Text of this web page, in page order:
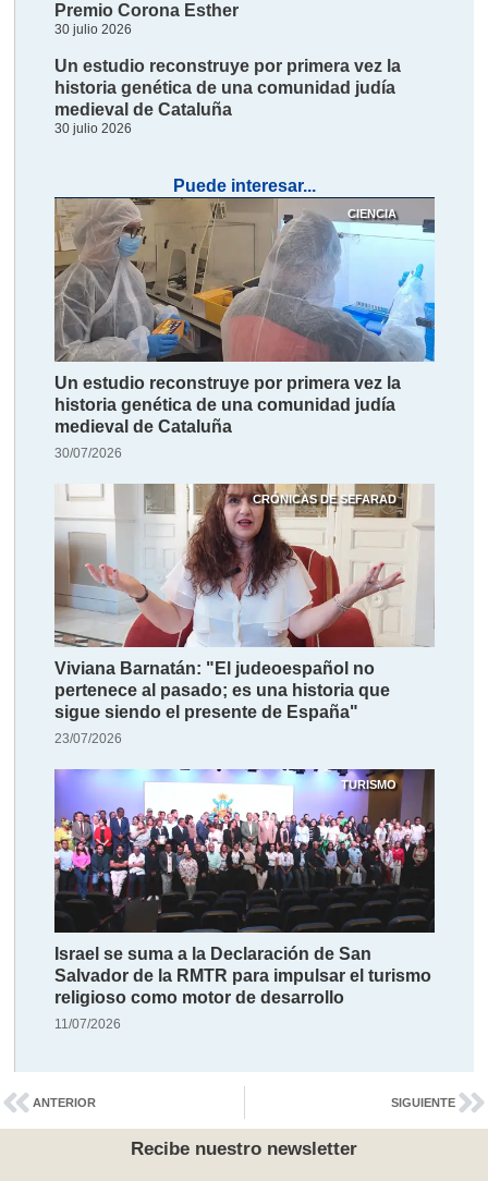
Premio Corona Esther
30 julio 2026
Un estudio reconstruye por primera vez la
historia genética de una comunidad judía
medieval de Cataluña
30 julio 2026
Puede interesar...
CIENCIA
Un estudio reconstruye por primera vez la
historia genética de una comunidad judía
medieval de Cataluña
30/07/2026
CRÓNICAS DE SEFARAD
Viviana Barnatán: "El judeoespañol no
pertenece al pasado; es una historia que
sigue siendo el presente de España"
23/07/2026
TURISMO
Israel se suma a la Declaración de San
Salvador de la RMTR para impulsar el turismo
religioso como motor de desarrollo
11/07/2026
ANTERIOR SIGUIENTE
Recibe nuestro newsletter